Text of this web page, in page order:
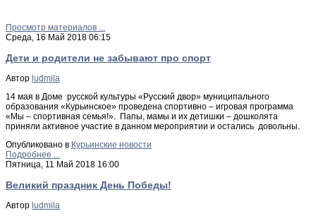
Просмотр материалов ...
Среда, 16 Май 2018 06:15
Дети и родители не забывают про спорт
Автор ludmila
14 мая в Доме русской культуры «Русский двор» муниципального
образования «Курьинское» проведена спортивно – игровая программа
«Мы – спортивная семья!». Папы, мамы и их детишки – дошколята
приняли активное участие в данном мероприятии и остались довольны.
Опубликовано в Курьинские новости
Подробнее ...
Пятница, 11 Май 2018 16:00
Великий праздник День Победы!
Автор ludmila